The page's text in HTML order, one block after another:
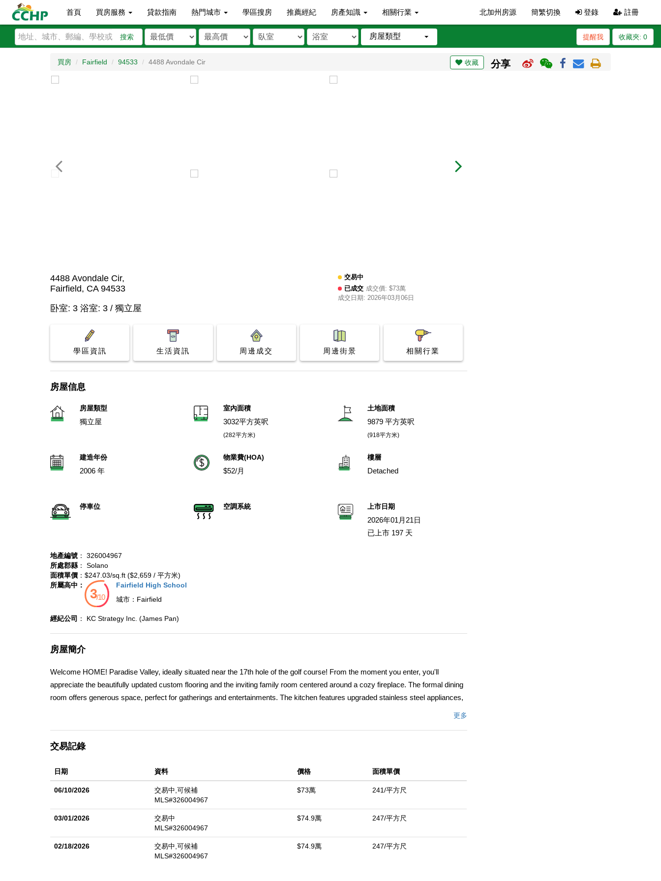
首頁 買房服務 貸款指南 熱門城市 學區搜房 推薦經紀 房產知識 相關行業 北加州房源 簡繁切換 登錄 註冊
搜索 房屋類型 收藏夾: 0
提醒我
買房 Fairfield 94533 4488 Avondale Cir 收藏 分享
4488 Avondale Cir,
Fairfield, CA 94533
交易中
已成交 成交價: $73萬
成交日期: 2026年03月06日
卧室: 3 浴室: 3 / 獨立屋
學區資訊 生活資訊 周邊成交 周邊街景 相關行業
房屋信息
房屋類型
獨立屋
室內面積
3032平方英呎
(282平方米)
土地面積
9879 平方英呎
(918平方米)
建造年份
2006 年
物業費(HOA)
$52/月
樓層
Detached
停車位 空調系統
上市日期
2026年01月21日
已上市 197 天
地產編號 ： 326004967
所處郡縣 ： Solano
面積單價 ：$247.03/sq.ft ($2,659 / 平方米)
所屬高中：
Fairfield High School
城市： Fairfield
經紀公司 ： KC Strategy Inc. (James Pan)
房屋簡介
Welcome HOME! Paradise Valley, ideally situated near the 17th hole of the golf course! From the moment you enter, you'll
appreciate the beautifully updated custom flooring and the inviting family room centered around a cozy fireplace. The formal dining
room offers generous space, perfect for gatherings and entertainments. The kitchen features upgraded stainless steel appliances,
Step outside to a meticulously landscaped backyard designed for enjoyment spacious detached three-car tandem garage adds
location. A must see!
更多
交易記錄
日期 資料 價格 面積單價
06/10/2026
交易中,可候補
MLS#326004967
$73萬 241/平方尺
03/01/2026
交易中
MLS#326004967
$74.9萬 247/平方尺
02/18/2026
交易中,可候補
MLS#326004967
$74.9萬 247/平方尺